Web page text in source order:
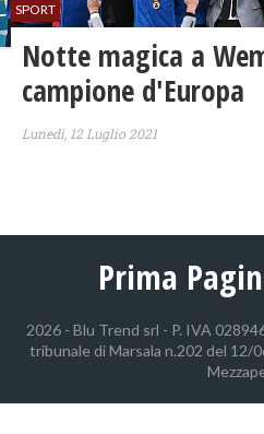
SPORT
Notte magica a
campione d'Europa
Lunedì, 12 Luglio 2021
Prima
2026 - Blu Trend srl - P. IVA
tribunale di Marsala n.202 del 12/